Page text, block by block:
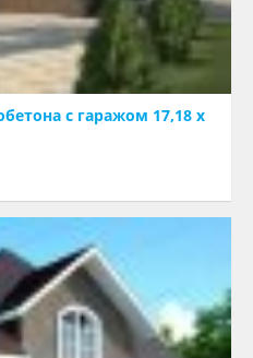
с гаражом 17,18 х